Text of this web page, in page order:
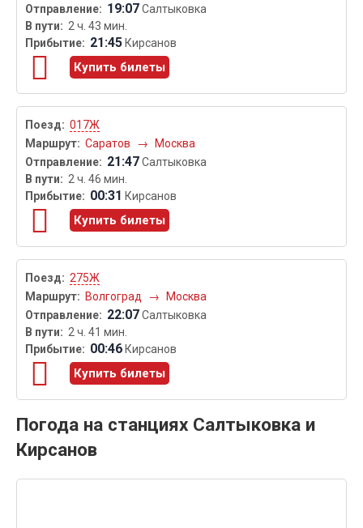
19:07Салтыковка
2 ч. 43 мин.
21:45 Кирсанов
Купить билеты
017Ж
Саратов
→ Москва
21:47Салтыковка
2 ч. 46 мин.
00:31 Кирсанов
Купить билеты
275Ж
Волгоград
→ Москва
22:07Салтыковка
2 ч. 41 мин.
00:46 Кирсанов
Купить билеты
Погода на станциях Салтыковка и
Кирсанов